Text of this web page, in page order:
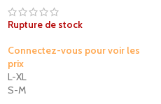
Rupture de stock
Connectez-vous pour voir les
prix
L-XL
S-M